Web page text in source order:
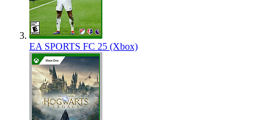
EA SPORTS FC 25 (Xbox)